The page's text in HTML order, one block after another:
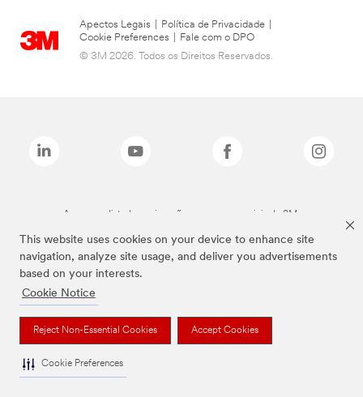
This website uses cookies on your device to enhance site
navigation, analyze site usage, and deliver you advertisements
based on your interests.
Cookie Notice
Reject Non-Essential Cookies Accept Cookies
Cookie Preferences
Apectos Legais Política de Privacidade
Cookie Preferences
Fale com o DPO
© 3M 2026. Todos os Direitos Reservados.
As marcas listadas a cima são marcas comerciais da 3M.